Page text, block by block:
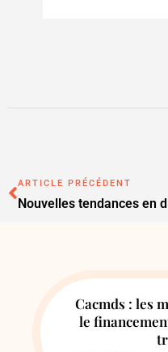
ARTICLE PRÉCÉDENT
Cacmds : les
le